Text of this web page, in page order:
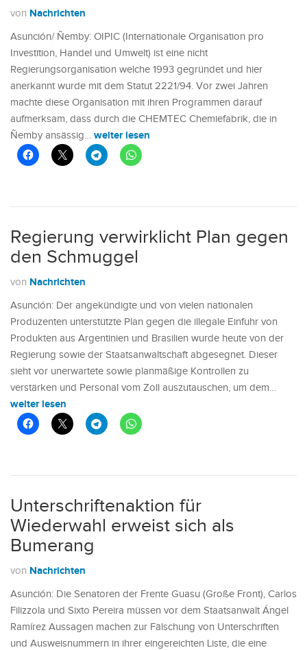
von Nachrichten
Asunción/ Ñemby: OIPIC (Internationale Organisation pro
Investition, Handel und Umwelt) ist eine nicht
Regierungsorganisation welche 1993 gegründet und hier
anerkannt wurde mit dem Statut 2221/94. Vor zwei Jahren
machte diese Organisation mit ihren Programmen darauf
aufmerksam, dass durch die CHEMTEC Chemiefabrik, die in
Ñemby ansässig… weiter lesen
Regierung verwirklicht Plan gegen
den Schmuggel
von Nachrichten
Asunción: Der angekündigte und von vielen nationalen
Produzenten unterstützte Plan gegen die illegale Einfuhr von
Produkten aus Argentinien und Brasilien wurde heute von der
Regierung sowie der Staatsanwaltschaft abgesegnet. Dieser
sieht vor unerwartete sowie planmäßige Kontrollen zu
verstärken und Personal vom Zoll auszutauschen, um dem…
weiter lesen
Unterschriftenaktion für
Wiederwahl erweist sich als
Bumerang
von Nachrichten
Asunción: Die Senatoren der Frente Guasu (Große Front), Carlos
Filizzola und Sixto Pereira müssen vor dem Staatsanwalt Ángel
Ramírez Aussagen machen zur Fälschung von Unterschriften
und Ausweisnummern in ihrer eingereichten Liste, die eine